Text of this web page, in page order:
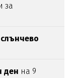
за
слънчево
ден на 9